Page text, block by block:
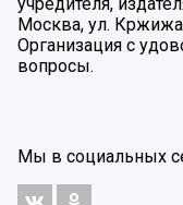
Москва, ул.
Организация с
вопросы.
Мы в социальных